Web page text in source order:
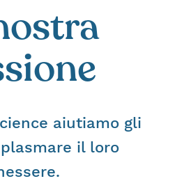
aiutiamo gli
il loro